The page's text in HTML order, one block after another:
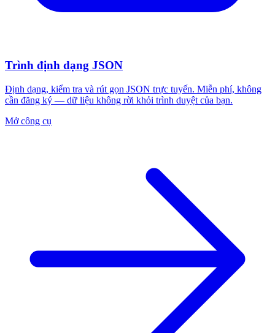
Trình định dạng JSON
Định dạng, kiểm tra và rút gọn JSON trực tuyến. Miễn phí, không
cần đăng ký — dữ liệu không rời khỏi trình duyệt của bạn.
Mở công cụ